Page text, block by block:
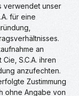
verwendet unser
für eine
an
S.C.A. ihren
anzufechten.
Zustimmung
ohne Angabe von